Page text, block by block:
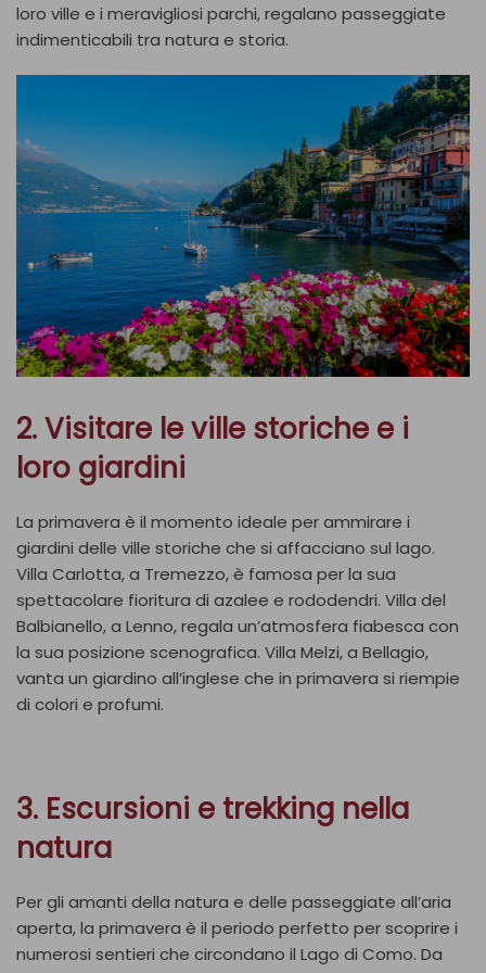
loro ville e i meravigliosi parchi, regalano passeggiate
indimenticabili tra natura e storia.
2. Visitare le ville storiche e i
loro giardini
La primavera è il momento ideale per ammirare i
giardini delle ville storiche che si affacciano sul lago.
Villa Carlotta, a Tremezzo, è famosa per la sua
spettacolare fioritura di azalee e rododendri. Villa del
Balbianello, a Lenno, regala un’atmosfera fiabesca con
la sua posizione scenografica. Villa Melzi, a Bellagio,
vanta un giardino all’inglese che in primavera si riempie
di colori e profumi.
3. Escursioni e trekking nella
natura
Per gli amanti della natura e delle passeggiate all’aria
aperta, la primavera è il periodo perfetto per scoprire i
numerosi sentieri che circondano il Lago di Como. Da